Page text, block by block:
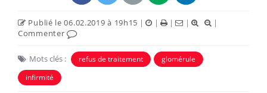
Publié le 06.02.2019 à 19h15 | | | |
|
Commenter
Mots clés : refus de traitement
glomérule
infirmité